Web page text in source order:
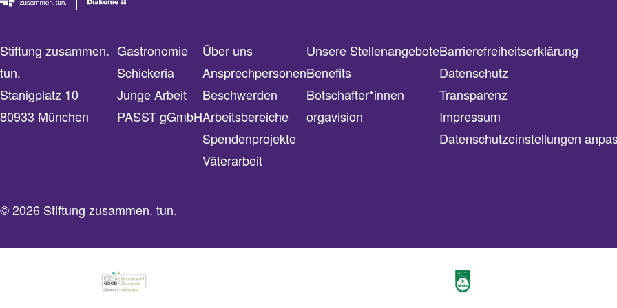
Stiftung zusammen.
tun.
Stanigplatz 10
80933 München
Gastronomie
Schickeria
Junge Arbeit
PASST gGmbH
Über uns
Ansprechpersonen
Beschwerden
Arbeitsbereiche
Spendenprojekte
Väterarbeit
Unsere Stellenangebote
Benefits
Botschafter*innen
orgavision
Barrierefreiheitserklärung
Datenschutz
Transparenz
Impressum
Datenschutzeinstellungen
© 2026 Stiftung zusammen. tun.